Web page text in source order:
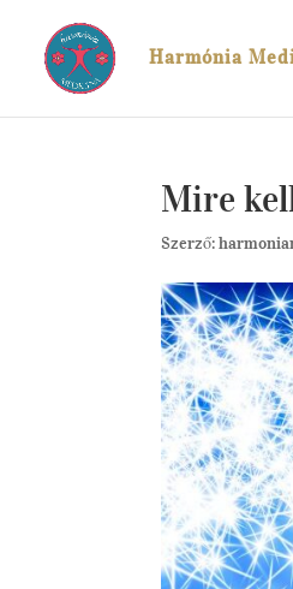
Harmónia
Mire
Szerző: